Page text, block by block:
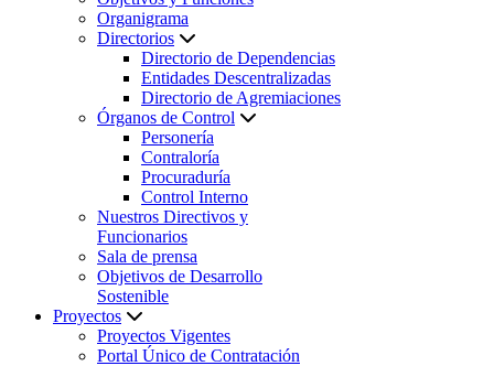
Organigrama
Directorios
Directorio de Dependencias
Entidades Descentralizadas
Directorio de Agremiaciones
Órganos de Control
Personería
Contraloría
Procuraduría
Control Interno
Nuestros Directivos y
Funcionarios
Sala de prensa
Objetivos de Desarrollo
Sostenible
Proyectos
Proyectos Vigentes
Portal Único de Contratación